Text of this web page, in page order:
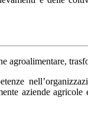
agroalimentare,
aziende